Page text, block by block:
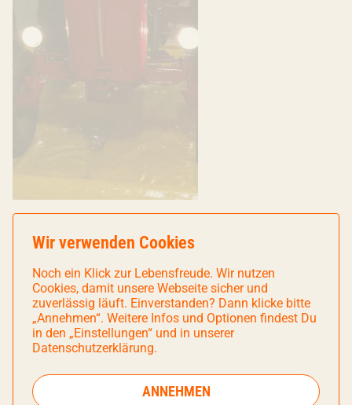
Wir verwenden Cookies
Noch ein Klick zur Lebensfreude. Wir nutzen
Cookies, damit unsere Webseite sicher und
zuverlässig läuft. Einverstanden? Dann klicke bitte
„Annehmen“. Weitere Infos und Optionen findest Du
in den „Einstellungen“ und in unserer
Datenschutzerklärung.
ANNEHMEN